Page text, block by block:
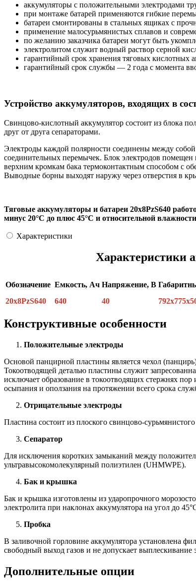
аккумуляторы с положительными электродами
при монтаже батарей применяются гибкие
батареи смонтированы в стальных ящиках с
применение малосурьмянистых сплавов и
по желанию заказчика батареи могут быть
электролитом служит водный раствор серной
гарантийный срок хранения тяговых кислотных
гарантийный срок службы — 2 года с момента
Устройство аккумуляторов, входящих в
Свинцово-кислотный аккумулятор состоит из блока
друг от друга сепараторами.
Электроды каждой полярности соединены между
соединительных перемычек. Блок электродов помещен
верхним кромкам бака термоконтактным способом с
Выводные борны выходят наружу через отверстия в
Тяговые аккумуляторы и батареи 20х8PzS640
минус 20°С до плюс 45°С и относительной
Характеристики
Характеристики
Обозначение Емкость, Ач Напряжение, В
20х8РzS640
640 40
Конструктивные особенности
Положительные электроды
Основой панцирной пластины является чехол
Токоотводящей деталью пластины служит
исключает образование в токоотводящих стержнях
осыпания и оползания на протяжении всего срока
Отрицательные электроды
Пластина состоит из плоского свинцово-
Сепаратор
Для исключения коротких замыканий между
ультравысокомолекулярный полиэтилен (UHMWPE).
Бак и крышка
Бак и крышка изготовлены из ударопрочного
электролита при наклонах аккумулятора на угол до
Пробка
В заливочной горловине аккумулятора установлена
свободный выход газов и не допускает
Дополнительные опции